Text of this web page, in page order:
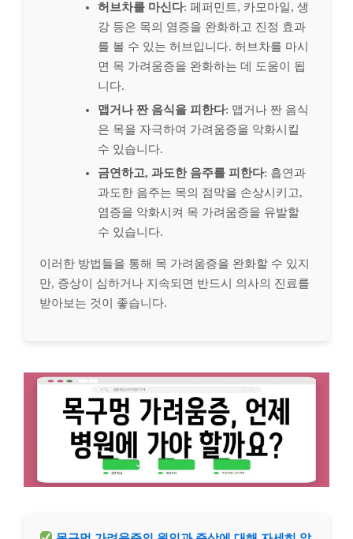
허브차를 마신다: 페퍼민트, 카모마일, 생
강 등은 목의 염증을 완화하고 진정 효과
를 볼 수 있는 허브입니다. 허브차를 마시
면 목 가려움증을 완화하는 데 도움이 됩
니다.
맵거나 짠 음식을 피한다: 맵거나 짠 음식
은 목을 자극하여 가려움증을 악화시킬
수 있습니다.
금연하고, 과도한 음주를 피한다: 흡연과
과도한 음주는 목의 점막을 손상시키고,
염증을 악화시켜 목 가려움증을 유발할
수 있습니다.
이러한 방법들을 통해 목 가려움증을 완화할 수 있지
만, 증상이 심하거나 지속되면 반드시 의사의 진료를
받아보는 것이 좋습니다.